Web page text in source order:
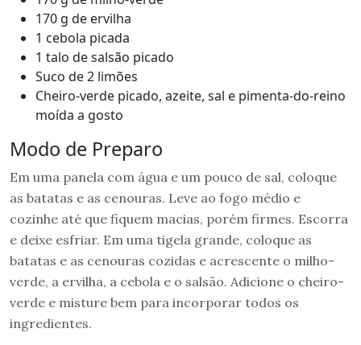
170 g de ervilha
1 cebola picada
1 talo de salsão picado
Suco de 2 limões
Cheiro-verde picado, azeite, sal e pimenta-do-reino
moída a gosto
Modo de Preparo
Em uma panela com água e um pouco de sal, coloque
as batatas e as cenouras. Leve ao fogo médio e
cozinhe até que fiquem macias, porém firmes. Escorra
e deixe esfriar. Em uma tigela grande, coloque as
batatas e as cenouras cozidas e acrescente o milho-
verde, a ervilha, a cebola e o salsão. Adicione o cheiro-
verde e misture bem para incorporar todos os
ingredientes.